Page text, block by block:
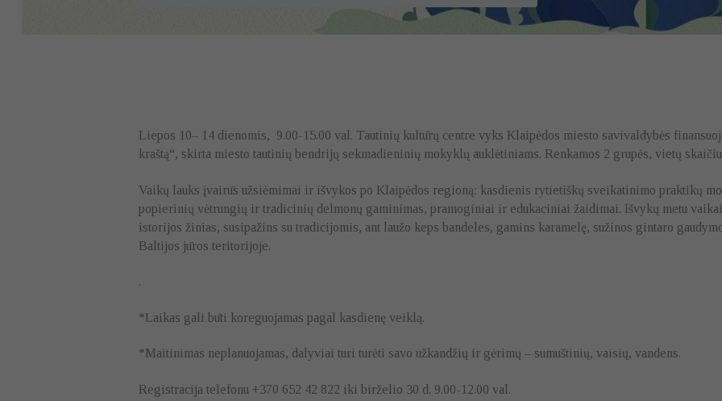
Liepos 10– 14 dienomis, 9.00-15.00 val. Tautinių kultūrų centre vyks Klaipėdos miesto savivaldybės
kraštą“, skirta miesto tautinių bendrijų sekmadieninių mokyklų auklėtiniams. Renkamos 2 grupės, vietų
Vaikų lauks įvairūs užsiėmimai ir išvykos po Klaipėdos regioną: kasdienis rytietiškų sveikatinimo praktikų
popierinių vėtrungių ir tradicinių delmonų gaminimas, pramoginiai ir edukaciniai žaidimai. Išvykų metu
istorijos žinias, susipažins su tradicijomis, ant laužo keps bandeles, gamins karamelę, sužinos gintaro
Baltijos jūros teritorijoje.
.
*Laikas gali būti koreguojamas pagal kasdienę veiklą.
*Maitinimas neplanuojamas, dalyviai turi turėti savo užkandžių ir gėrimų – sumuštinių, vaisių, vandens.
Registracija telefonu +370 652 42 822 iki birželio 30 d. 9.00-12.00 val.